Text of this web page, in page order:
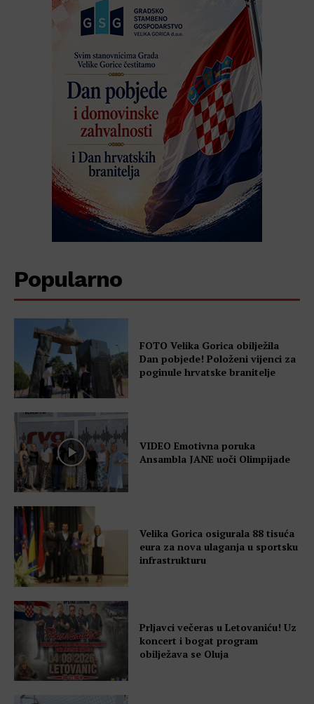
Popularno
FOTO Velika Gorica obilježila
Dan pobjede! Položeni vijenci za
poginule hrvatske branitelje
VIDEO Emotivna poruka
Ansambla JANE uoči Olimpijade
Velika Gorica osigurala 88 tisuća
eura za nova ulaganja u sportsku
infrastrukturu
Prljavci večeras u Letovaniću! Uz
koncert i bogat program
obilježava se Oluja